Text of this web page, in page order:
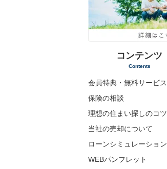
コンテンツ
Contents
会員特典・無料サービス
保険の相談
理想の住まい探しのコツ
当社の売却について
ローンシミュレーション
WEBパンフレット